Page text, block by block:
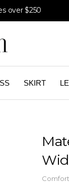
over $250
SKIRT